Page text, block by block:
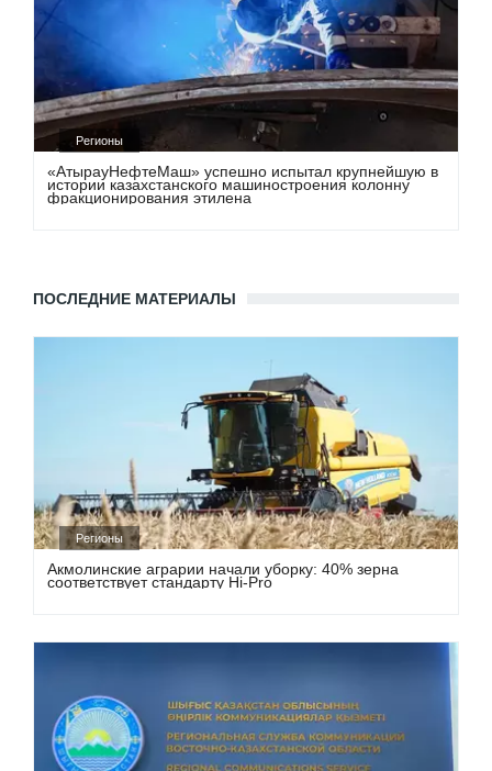
Регионы
«АтырауНефтеМаш» успешно испытал крупнейшую в
истории казахстанского машиностроения колонну
фракционирования этилена
ПОСЛЕДНИЕ МАТЕРИАЛЫ
Регионы
Акмолинские аграрии начали уборку: 40% зерна
соответствует стандарту Hi-Pro